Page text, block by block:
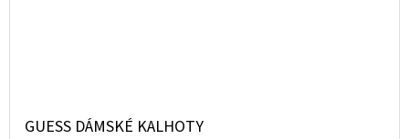
GUESS DÁMSKÉ KALHOTY